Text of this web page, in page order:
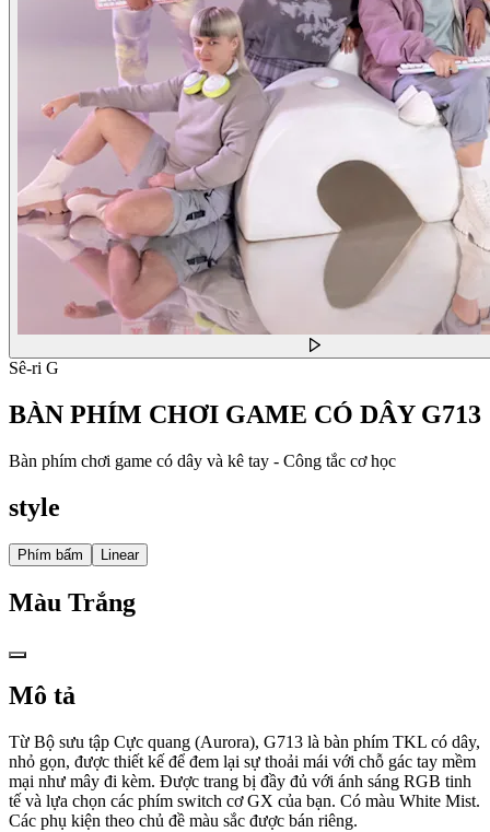
Sê-ri G
BÀN PHÍM CHƠI GAME CÓ DÂY G713
Bàn phím chơi game có dây và kê tay - Công tắc cơ học
style
Phím bấm Linear
Màu Trắng
Mô tả
Từ Bộ sưu tập Cực quang (Aurora), G713 là bàn phím TKL có dây,
nhỏ gọn, được thiết kế để đem lại sự thoải mái với chỗ gác tay mềm
mại như mây đi kèm. Được trang bị đầy đủ với ánh sáng RGB tinh
tế và lựa chọn các phím switch cơ GX của bạn. Có màu White Mist.
Các phụ kiện theo chủ đề màu sắc được bán riêng.